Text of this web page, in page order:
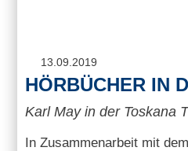
13.09.2019
HÖRBÜCHER IN
Karl May in der Toskana
In Zusammenarbeit mit